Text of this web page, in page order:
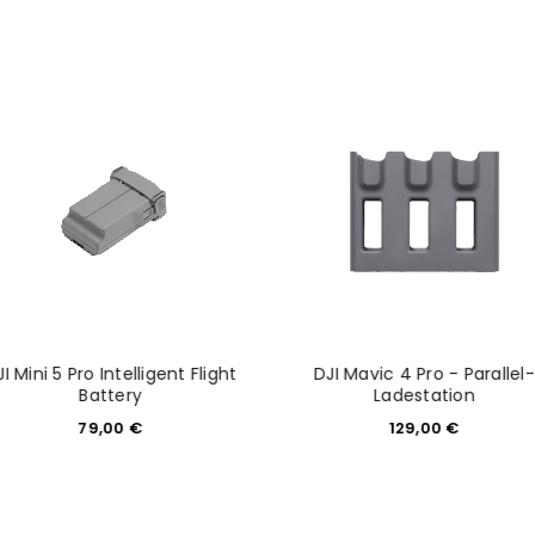
Ja, ich möchte ein
Mini 5 Pro Intelligent Flight
Battery
79,00 €
DJI Mavic 4 Pro - Parallel-
Ladestation
129,00€